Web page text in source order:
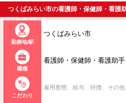
つくばみらい市の看護師・保健師・看護
バイト・パートの求人
勤務地/駅
つくばみらい市
職種
看護師・保健師・看護助
こだわり
雇用形態、給与、特徴、その他